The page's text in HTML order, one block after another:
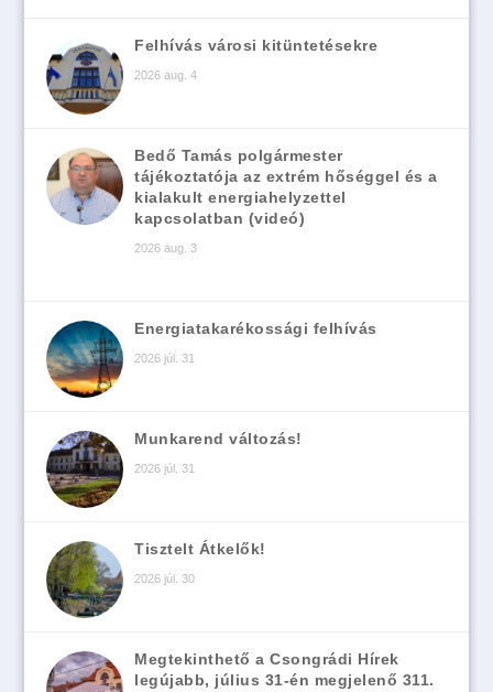
Felhívás városi kitüntetésekre
2026 aug. 4
Bedő Tamás polgármester
tájékoztatója az extrém hőséggel és a
kialakult energiahelyzettel
kapcsolatban (videó)
2026 aug. 3
Energiatakarékossági felhívás
2026 júl. 31
Munkarend változás!
2026 júl. 31
Tisztelt Átkelők!
2026 júl. 30
Megtekinthető a Csongrádi Hírek
legújabb, július 31-én megjelenő 311.